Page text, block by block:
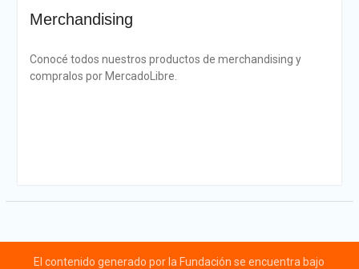
Merchandising
Conocé todos nuestros productos de merchandising y
compralos por MercadoLibre.
El contenido generado por la Fundación se encuentra bajo